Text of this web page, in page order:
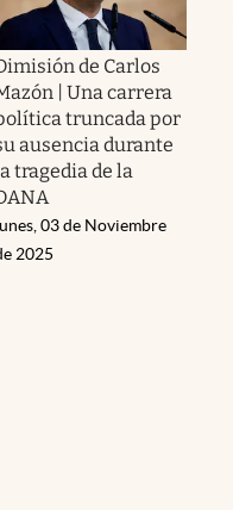
de Carlos
| Una carrera
truncada por
ausencia durante
tragedia de la
03 de Noviembre
2025